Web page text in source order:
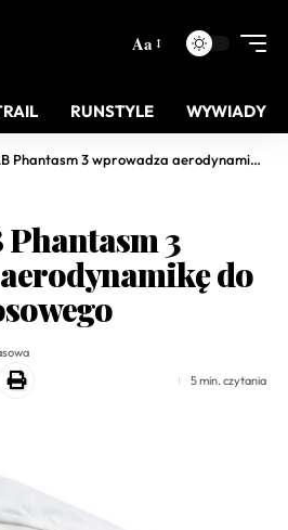
Aa
RUNSTYLE WYWIADY
3 wprowadza aerodynamikę do biegania szosowego
3
do
5 min. czytania